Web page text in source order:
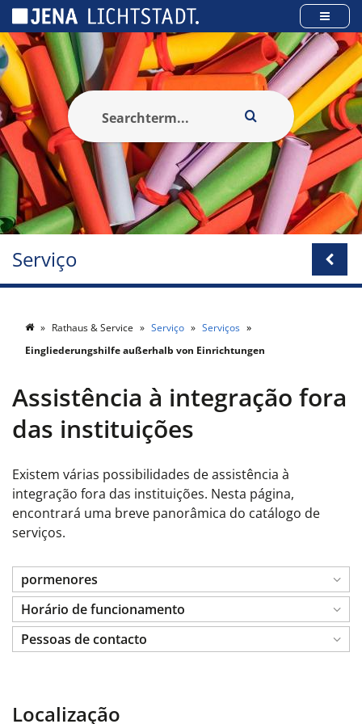
Serviço
Rathaus & Service Serviço
Serviços
Eingliederungshilfe außerhalb von Einrichtungen
Assistência à integração fora
das instituições
Existem várias possibilidades de assistência à
integração fora das instituições. Nesta página,
encontrará uma breve panorâmica do catálogo de
serviços.
pormenores
Horário de funcionamento
Pessoas de contacto
Localização
Cookies management panel